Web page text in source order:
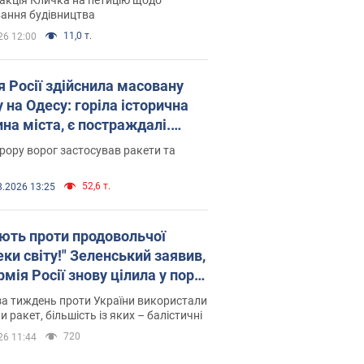
вірянина"
будівництва
12:00 11,0 т.
Росії здійснила масовану
на Одесу: горіла історична
міста, є постраждалі.
відео
ворог застосував ракети та
13:25 52,6 т.
проти продовольчої
світу!" Зеленський заявив,
Росії знову цілила у порт
тиждень проти України використали
ракет, більшість із яких – балістичні
11:44 720